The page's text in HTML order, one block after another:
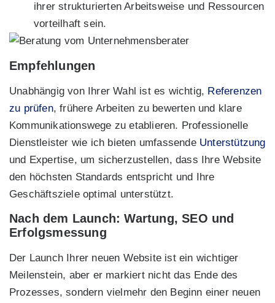
ihrer strukturierten Arbeitsweise und Ressourcen
vorteilhaft sein.
Empfehlungen
Unabhängig von Ihrer Wahl ist es wichtig, Referenzen
zu prüfen, frühere Arbeiten zu bewerten und klare
Kommunikationswege zu etablieren. Professionelle
Dienstleister wie ich bieten umfassendeUnterstützung
und Expertise, um sicherzustellen, dass Ihre Website
den höchsten Standards entspricht und Ihre
Geschäftsziele optimal unterstützt.
Nach dem Launch: Wartung, SEO und
Erfolgsmessung
Der Launch Ihrer neuen Website ist ein wichtiger
Meilenstein, aber er markiert nicht das Ende des
Prozesses, sondern vielmehr den Beginn einer neuen